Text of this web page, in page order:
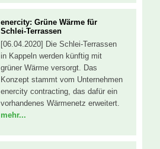
enercity: Grüne Wärme für
Schlei-Terrassen
[06.04.2020] Die Schlei-Terrassen
in Kappeln werden künftig mit
grüner Wärme versorgt. Das
Konzept stammt vom Unternehmen
enercity contracting, das dafür ein
vorhandenes Wärmenetz erweitert.
mehr...